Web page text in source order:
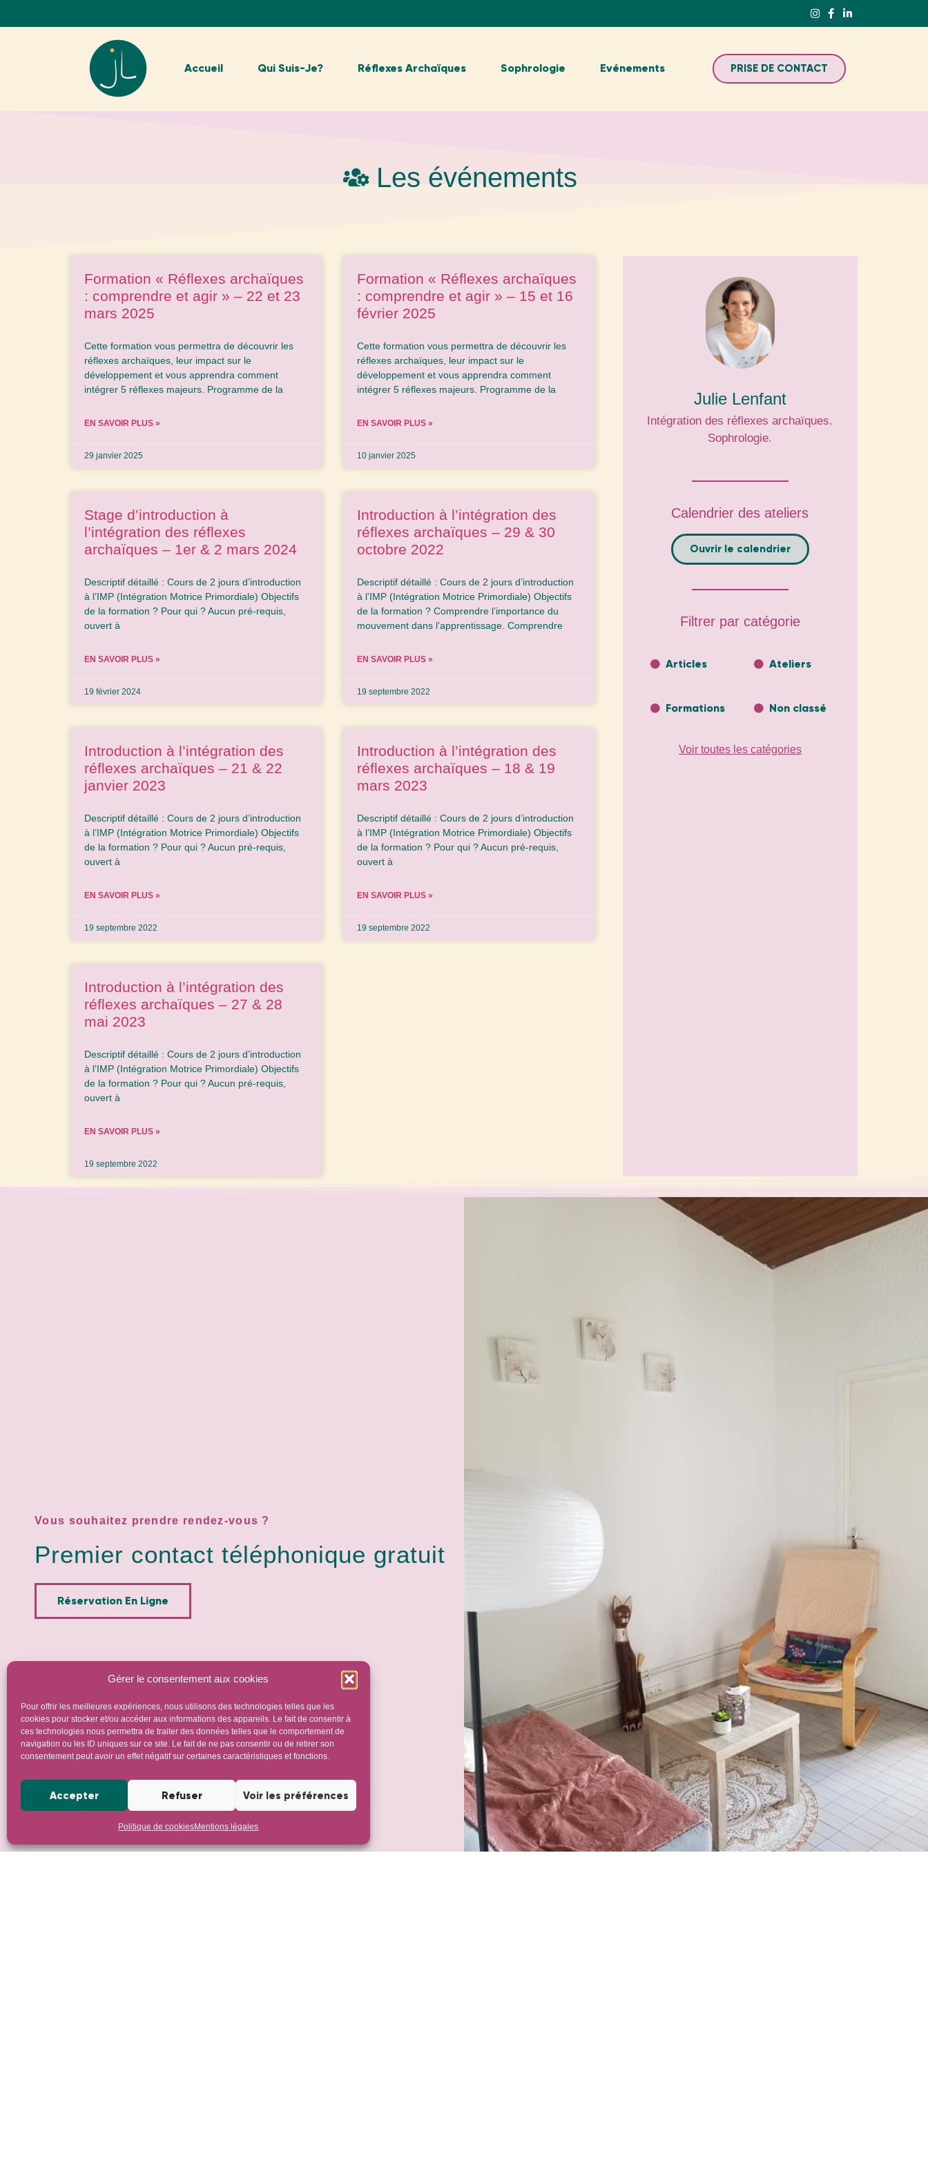
Gérer le consentement aux cookies
Pour offrir les meilleures expériences, nous utilisons des technologies telles que les
cookies pour stocker et/ou accéder aux informations des appareils. Le fait de consentir à
ces technologies nous permettra de traiter des données telles que le comportement de
navigation ou les ID uniques sur ce site. Le fait de ne pas consentir ou de retirer son
consentement peut avoir un effet négatif sur certaines caractéristiques et fonctions.
Accepter Refuser Voir les préférences
Politique de cookiesMentions légales
Accueil Qui Suis-Je? Réflexes Archaïques Sophrologie Evénements PRISE DE CONTACT
Les événements
Formation « Réflexes archaïques
: comprendre et agir » – 22 et 23
mars 2025
Cette formation vous permettra de découvrir les
réflexes archaïques, leur impact sur le
développement et vous apprendra comment
intégrer 5 réflexes majeurs. Programme de la
EN SAVOIR PLUS »
29 janvier 2025
Formation « Réflexes archaïques
: comprendre et agir » – 15 et 16
février 2025
Cette formation vous permettra de découvrir les
réflexes archaïques, leur impact sur le
développement et vous apprendra comment
intégrer 5 réflexes majeurs. Programme de la
EN SAVOIR PLUS »
10 janvier 2025
Stage d’introduction à
l’intégration des réflexes
archaïques – 1er & 2 mars 2024
Descriptif détaillé : Cours de 2 jours d’introduction
à l’IMP (Intégration Motrice Primordiale) Objectifs
de la formation ? Pour qui ? Aucun pré-requis,
ouvert à
EN SAVOIR PLUS »
19 février 2024
Introduction à l’intégration des
réflexes archaïques – 29 & 30
octobre 2022
Descriptif détaillé : Cours de 2 jours d’introduction
à l’IMP (Intégration Motrice Primordiale) Objectifs
de la formation ? Comprendre l’importance du
mouvement dans l’apprentissage. Comprendre
EN SAVOIR PLUS »
19 septembre 2022
Introduction à l’intégration des
réflexes archaïques – 21 & 22
janvier 2023
Descriptif détaillé : Cours de 2 jours d’introduction
à l’IMP (Intégration Motrice Primordiale) Objectifs
de la formation ? Pour qui ? Aucun pré-requis,
ouvert à
EN SAVOIR PLUS »
19 septembre 2022
Introduction à l’intégration des
réflexes archaïques – 18 & 19
mars 2023
Descriptif détaillé : Cours de 2 jours d’introduction
à l’IMP (Intégration Motrice Primordiale) Objectifs
de la formation ? Pour qui ? Aucun pré-requis,
ouvert à
EN SAVOIR PLUS »
19 septembre 2022
Introduction à l’intégration des
réflexes archaïques – 27 & 28
mai 2023
Descriptif détaillé : Cours de 2 jours d’introduction
à l’IMP (Intégration Motrice Primordiale) Objectifs
de la formation ? Pour qui ? Aucun pré-requis,
ouvert à
EN SAVOIR PLUS »
19 septembre 2022
Julie Lenfant
Intégration des réflexes archaïques.
Sophrologie.
Calendrier des ateliers
Ouvrir le calendrier
Filtrer par catégorie
Articles Ateliers
Formations Non classé
Voir toutes les catégories
Vous souhaitez prendre rendez-vous ?
Premier contact téléphonique gratuit
Réservation En Ligne